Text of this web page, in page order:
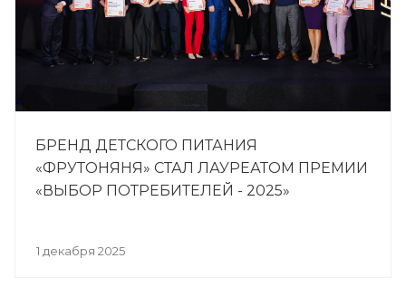
БРЕНД ДЕТСКОГО ПИТАНИЯ
«ФРУТОНЯНЯ» СТАЛ ЛАУРЕАТОМ ПРЕМИИ
«ВЫБОР ПОТРЕБИТЕЛЕЙ - 2025»
1 декабря 2025